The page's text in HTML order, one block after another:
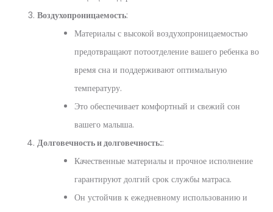
Воздухопроницаемость:
Материалы с высокой воздухопроницаемостью
предотвращают потоотделение вашего ребенка во
время сна и поддерживают оптимальную
температуру.
Это обеспечивает комфортный и свежий сон
вашего малыша.
Долговечность и долговечность::
Качественные материалы и прочное исполнение
гарантируют долгий срок службы матраса.
Он устойчив к ежедневному использованию и